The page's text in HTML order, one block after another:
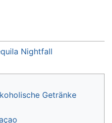
Nightfall
Getränke